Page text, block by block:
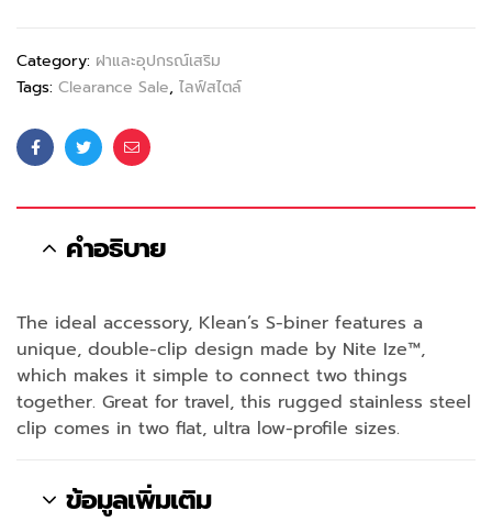
Category: ฝาและอุปกรณ์เสริม
Tags: Clearance Sale, ไลฟ์สไตล์
FacebookTwitterEmail
คำอธิบาย
The ideal accessory, Klean’s S-biner features a
unique, double-clip design made by Nite Ize™,
which makes it simple to connect two things
together. Great for travel, this rugged stainless steel
clip comes in two flat, ultra low-profile sizes.
ข้อมูลเพิ่มเติม